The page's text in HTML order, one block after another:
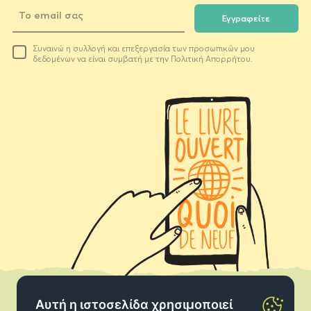
Αυτή η ιστοσελίδα χρησιμοποιεί
email
σας
Εγγραφείτε
Συναινώ η συλλογή και επεξεργασία των προσωπικών μου
δεδομένων να είναι συμβατή με την Πολιτική Απορρήτου.